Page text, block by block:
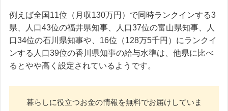
例えば全国11位（月収130万円）で同時ランクインする3
県、人口43位の福井県知事、人口37位の富山県知事、人
口34位の石川県知事や、16位（128万5千円）にランクイ
ンする人口39位の香川県知事の給与水準は、他県に比べ
るとやや高く設定されているようです。
暮らしに役立つお金の情報を無料でお届けしていま